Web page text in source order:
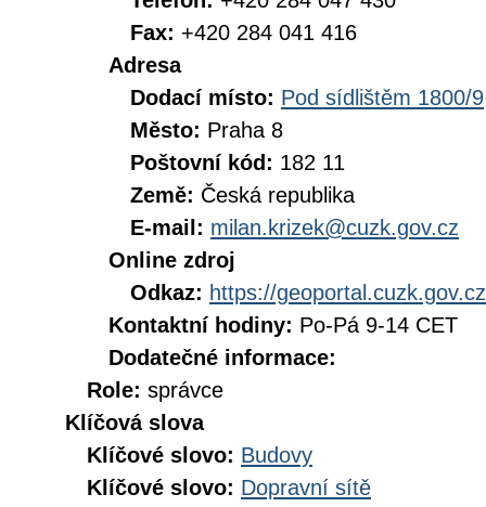
Fax: +420 284 041 416
Adresa
Dodací místo: Pod sídlištěm 1800/9
Město: Praha 8
Poštovní kód: 182 11
Země: Česká republika
E-mail: milan.krizek@cuzk.gov.cz
Online zdroj
Odkaz: https://geoportal.cuzk.gov.cz
Kontaktní hodiny: Po-Pá 9-14 CET
Dodatečné informace:
Role: správce
Klíčová slova
Klíčové slovo: Budovy
Klíčové slovo: Dopravní sítě